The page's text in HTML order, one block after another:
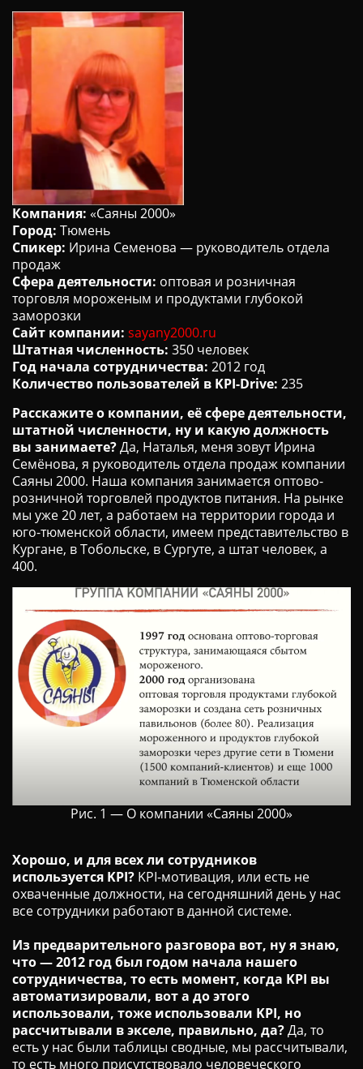
Компания: «Саяны 2000»
Город: Тюмень
Спикер: Ирина Семенова — руководитель отдела
продаж
Сфера деятельности: оптовая и розничная
торговля мороженым и продуктами глубокой
заморозки
Сайт компании: sayany2000.ru
Штатная численность: 350 человек
Год начала сотрудничества: 2012 год
Количество пользователей в KPI-Drive: 235
Расскажите о компании, её сфере деятельности,
штатной численности, ну и какую должность
вы занимаете?Да, Наталья, меня зовут Ирина
Семёнова, я руководитель отдела продаж компании
Саяны 2000. Наша компания занимается оптово-
розничной торговлей продуктов питания. На рынке
мы уже 20 лет, а работаем на территории города и
юго-тюменской области, имеем представительство в
Кургане, в Тобольске, в Сургуте, а штат человек, а
400.
Рис. 1 — О компании «Саяны 2000»
Хорошо, и для всех ли сотрудников
используется KPI? KPI-мотивация, или есть не
охваченные должности, на сегодняшний день у нас
все сотрудники работают в данной системе.
Из предварительного разговора вот, ну я знаю,
что — 2012 год был годом начала нашего
сотрудничества, то есть момент, когда KPI вы
автоматизировали, вот а до этого
использовали, тоже использовали KPI, но
рассчитывали в экселе, правильно, да?Да, то
есть у нас были таблицы сводные, мы рассчитывали,
то есть много присутствовало человеческого